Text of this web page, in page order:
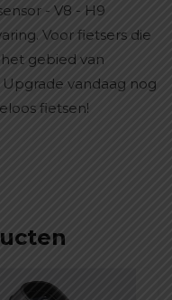
- V8 - H9
Voor fietsers die
gebied van
vandaag nog
fietsen!